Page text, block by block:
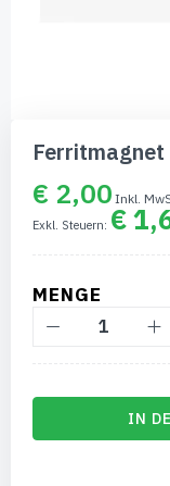
Anfang
Bildgalerie
springen
€ 2,00
€
MENGE
IN